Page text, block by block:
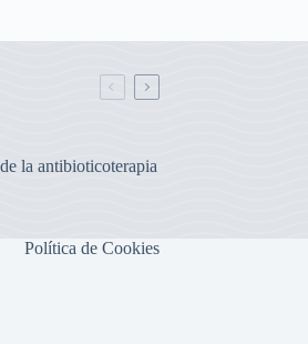
la antibioticoterapia
Política de Cookies